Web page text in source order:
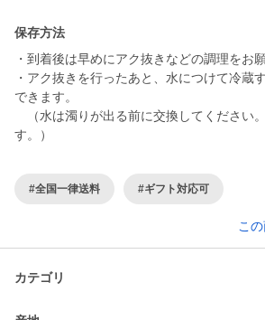
保存方法
・到着後は早めにアク抜きなどの調理をお
・アク抜きを行ったあと、水につけて冷蔵
できます。
（水は濁りが出る前に交換してください
す。）
#全国一律送料 #ギフト対応可
こ
カテゴリ